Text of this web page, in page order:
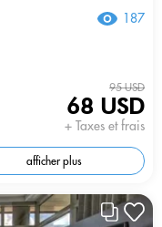
187
95 USD
68 USD
+ Taxes et frais
afficher plus